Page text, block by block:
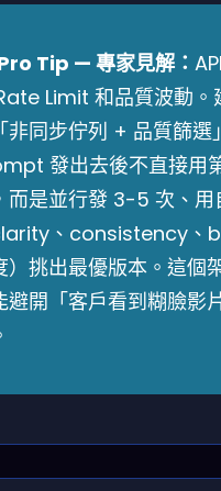
Tip — 專家見解：
Limit 和品質波動。
非同步佇列 + 品質篩選
發出去後不直接用
而是並行發 3-5 次、用
、consistency
）挑出最優版本。這個
避開「客戶看到糊臉影